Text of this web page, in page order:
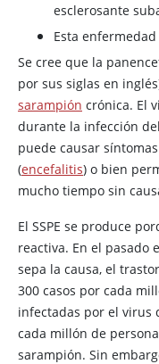
esclerosante
Esta
Se cree que la
por sus siglas en
sarampión crónica. El
durante la infección
puede causar
(encefalitis) o bien
mucho tiempo sin
El SSPE se produce
reactiva. En el pasado
sepa la causa, el
300 casos por cada
infectadas por el virus
cada millón de
sarampión. Sin